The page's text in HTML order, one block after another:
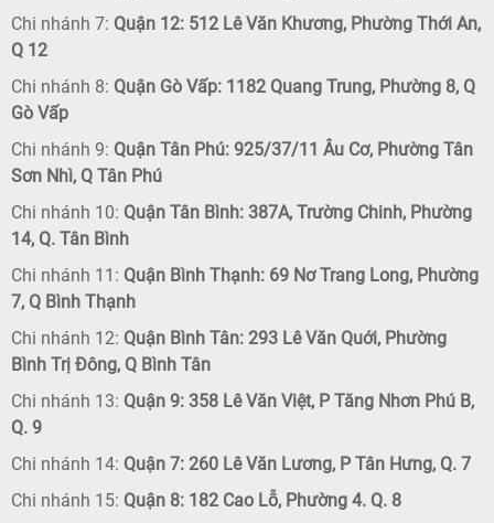
Chi nhánh 7: Quận 12: 512 Lê Văn Khương, Phường Thới An,
Q 12
Chi nhánh 8: Quận Gò Vấp: 1182 Quang Trung, Phường 8, Q
Gò Vấp
Chi nhánh 9: Quận Tân Phú: 925/37/11 Âu Cơ, Phường Tân
Sơn Nhì, Q Tân Phú
Chi nhánh 10: Quận Tân Bình: 387A, Trường Chinh, Phường
14, Q. Tân Bình
Chi nhánh 11: Quận Bình Thạnh: 69 Nơ Trang Long, Phường
7, Q Bình Thạnh
Chi nhánh 12: Quận Bình Tân: 293 Lê Văn Quới, Phường
Bình Trị Đông, Q Bình Tân
Chi nhánh 13: Quận 9: 358 Lê Văn Việt, P Tăng Nhơn Phú B,
Q. 9
Chi nhánh 14: Quận 7: 260 Lê Văn Lương, P Tân Hưng, Q. 7
Chi nhánh 15: Quận 8: 182 Cao Lỗ, Phường 4. Q. 8